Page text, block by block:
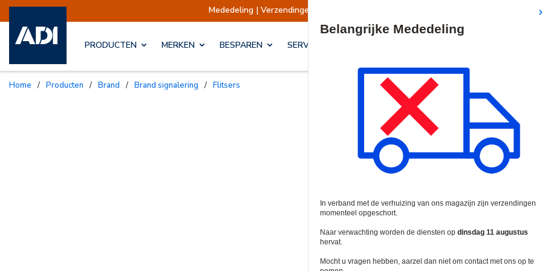
Mededeling | Verzendingen opgeschort Verzendingen worden op dinsdag
PRODUCTEN MERKEN BESPAREN SERVICES & OPLOSSINGEN
Home / Producten / Brand / Brand signalering / Flitsers